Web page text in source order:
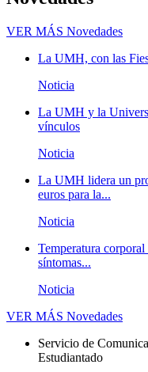
VER MÁS Novedades
La UMH, con las
Noticia
La UMH y la
vínculos
Noticia
La UMH lidera un
euros para la...
Noticia
Temperatura
síntomas...
Noticia
VER MÁS Novedades
Servicio de
Estudiantado